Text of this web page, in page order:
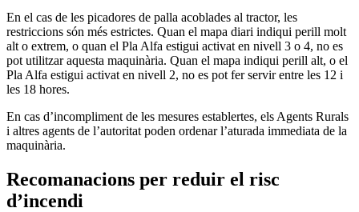
En el cas de les picadores de palla acoblades al tractor, les
restriccions són més estrictes. Quan el mapa diari indiqui perill molt
alt o extrem, o quan el Pla Alfa estigui activat en nivell 3 o 4, no es
pot utilitzar aquesta maquinària. Quan el mapa indiqui perill alt, o el
Pla Alfa estigui activat en nivell 2, no es pot fer servir entre les 12 i
les 18 hores.
En cas d’incompliment de les mesures establertes, els Agents Rurals
i altres agents de l’autoritat poden ordenar l’aturada immediata de la
maquinària.
Recomanacions per reduir el risc
d’incendi